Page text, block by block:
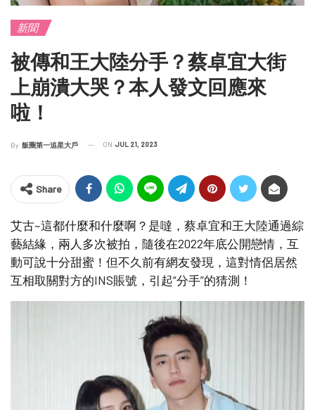
新聞
被傳和王大陸分手？蔡卓宜大街
上崩潰大哭？本人發文回應來
啦！
By 飯圈第一追星大戶 ON JUL 21, 2023
Share
艾古~這都什麼和什麼啊？是噠，蔡卓宜和王大陸通過綜
藝結緣，兩人多次被拍，隨後在2022年底公開戀情，互
動可說十分甜蜜！但不久前有網友發現，這對情侶居然
互相取關對方的INS賬號，引起“分手”的猜測！